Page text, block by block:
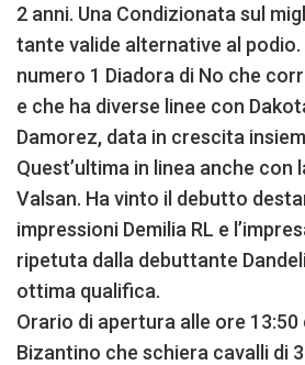
2 anni. Una Condizionata sul
tante valide alternative al
numero 1 Diadora di No che
e che ha diverse linee con
Damorez, data in crescita
Quest’ultima in linea anche con
Valsan. Ha vinto il debutto
impressioni Demilia RL e
ripetuta dalla debuttante
ottima qualifica.
Orario di apertura alle ore 13:50
Bizantino che schiera cavalli di